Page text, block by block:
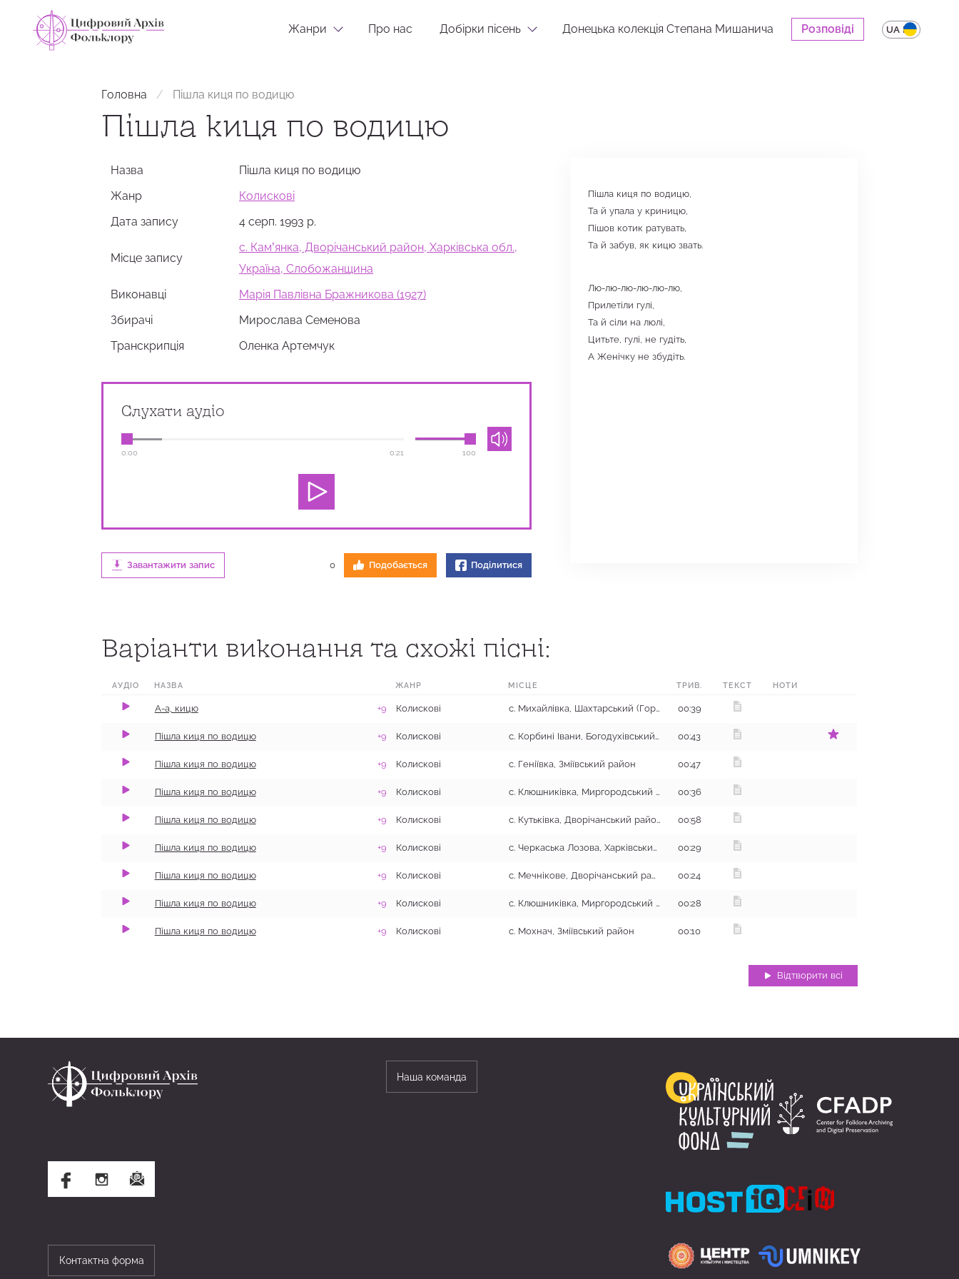
UA EN
Жанри Про нас Добірки пісень Донецька колекція Степана Мишанича Розповіді
Головна Пішла киця по водицю
Пішла киця по водицю
Назва Пішла киця по водицю
Жанр Колискові
Дата запису 4 серп. 1993 р.
Місце запису
с. Камʼянка, Дворічанський район, Харківська обл.,
Україна, Слобожанщина
Виконавці Марія Павлівна Бражникова (1927)
Збирачi Мирослава Семенова
Транскрипція Оленка Артемчук
Слухати аудіо
0:00 0:21 100
Завантажити запис 0 Подобається Поділитися
Пішла киця по водицю,
Та й упала у криницю,
Пішов котик ратувать,
Та й забув, як кицю звать.
Лю-лю-лю-лю-лю-лю,
Прилетіли гулі,
Та й сіли на люлі,
Цитьте, гулі, не гудіть,
А Женічку не збудіть.
Варіанти виконання та схожі пісні:
АУДІО НАЗВА ЖАНР МІСЦЕ ТРИВ. ТЕКСТ НОТИ
А-а, кицю +9 Колискові с. Михайлівка, Шахтарський (Горлівський) район 00:39
Пішла киця по водицю +9 Колискові с. Корбині Івани, Богодухівський район 00:43
Пішла киця по водицю +9 Колискові с. Геніївка, Зміївський район 00:47
Пішла киця по водицю +9 Колискові с. Клюшниківка, Миргородський район 00:36
Пішла киця по водицю +9 Колискові с. Кутьківка, Дворічанський район 00:58
Пішла киця по водицю +9 Колискові с. Черкаська Лозова, Харківський район 00:29
Пішла киця по водицю +9 Колискові с. Мечнікове, Дворічанський район 00:24
Пішла киця по водицю +9 Колискові с. Клюшниківка, Миргородський район 00:28
Пішла киця по водицю +9 Колискові с. Мохнач, Зміївський район 00:10
Відтворити всі
Контактна форма
Наша команда